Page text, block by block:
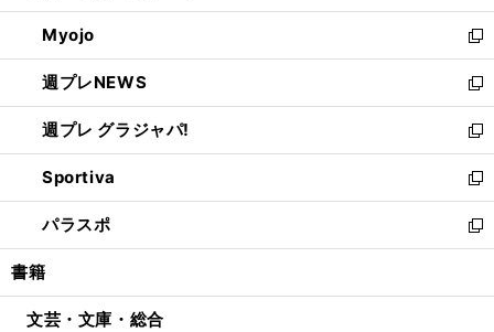
開
く
ウ
で
開
く
ン
ド
ウ
で
開
く
ウ
ィ
ン
ド
ウ
で
開
く
Myojo
新
し
い
ウ
ィ
ン
ド
ウ
で
開
週プレNEWS
新
し
い
ウ
ィ
ン
ド
ウ
開
週プレ グラジャパ!
新
し
い
ウ
ィ
ン
ウ
Sportiva
新
し
い
ウ
ン
パラスポ
新
し
ウ
書籍
文芸・文庫・総合